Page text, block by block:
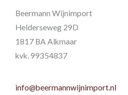
Beermann Wijnimport
Helderseweg 29D
1817 BA Alkmaar
kvk. 99354837
info@beermannwijnimport.nl